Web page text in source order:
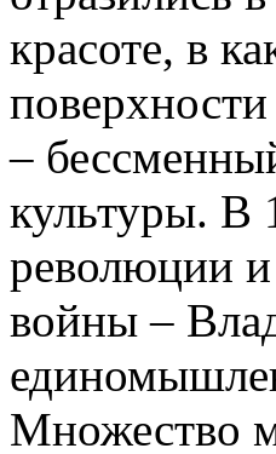
красоте, в
–
культуры. В
революции
войны –
Множество